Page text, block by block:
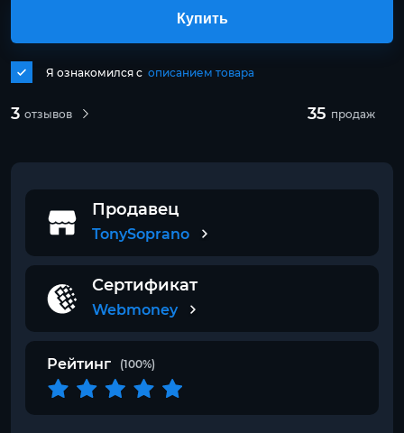
3 отзывов 35 продаж
Я ознакомился с описанием товара
Купить
Продавец
TonySoprano
Сертификат
Webmoney
Рейтинг (100%)